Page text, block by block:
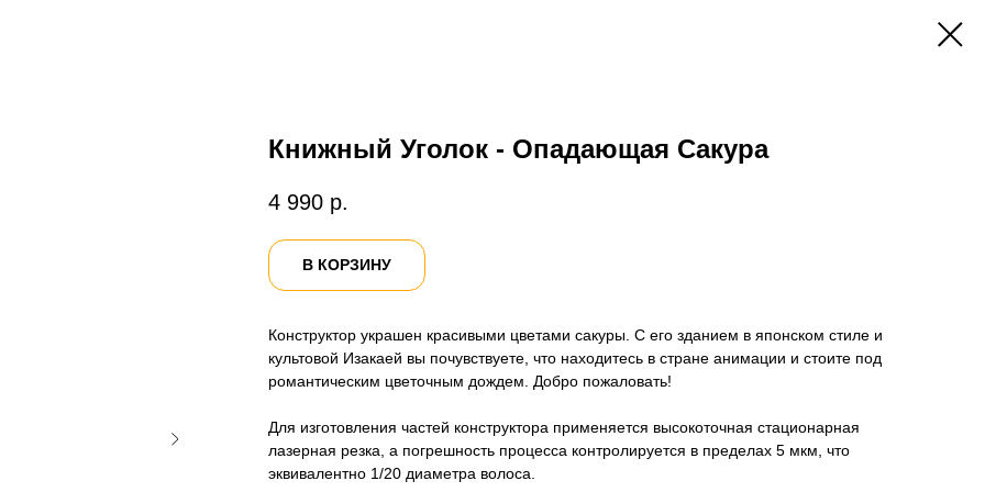
Книжный Уголок - Опадающая Сакура
4 990 р.
В КОРЗИНУ
Конструктор украшен красивыми цветами сакуры. С его зданием в японском стиле и
культовой Изакаей вы почувствуете, что находитесь в стране анимации и стоите под
романтическим цветочным дождем. Добро пожаловать!
Для изготовления частей конструктора применяется высокоточная стационарная
лазерная резка, а погрешность процесса контролируется в пределах 5 мкм, что
эквивалентно 1/20 диаметра волоса.